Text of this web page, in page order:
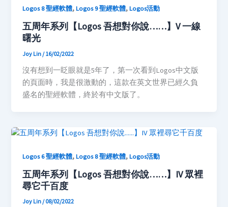
Logos 8 聖經軟體,Logos 9 聖經軟體,Logos活動
五周年系列【Logos 吾想對你說……】V 一線
曙光
Joy Lin/16/02/2022
沒有想到一眨眼就是5年了，第一次看到Logos中文版
的頁面時，我是很激動的，這款在英文世界已經久負
盛名的聖經軟體，終於有中文版了。
Logos 6 聖經軟體,Logos 8 聖經軟體,Logos活動
五周年系列【Logos 吾想對你說……】IV 眾裡
尋它千百度
Joy Lin/08/02/2022